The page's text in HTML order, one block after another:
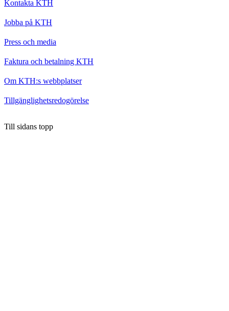
Kontakta KTH
Jobba på KTH
Press och media
Faktura och betalning KTH
Om KTH:s webbplatser
Tillgänglighetsredogörelse
Till sidans topp